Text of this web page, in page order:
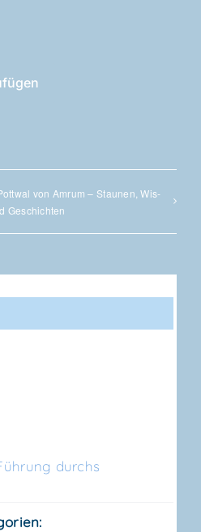
von Amrum – Stau­nen, Wis­
Geschichten
durchs